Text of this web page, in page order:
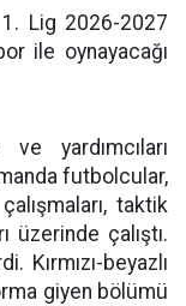
Lig 2026-2027
ile oynayacağı
yardımcıları
futbolcular,
taktik
üzerinde çalıştı.
Kırmızı-beyazlı
giyen bölümü